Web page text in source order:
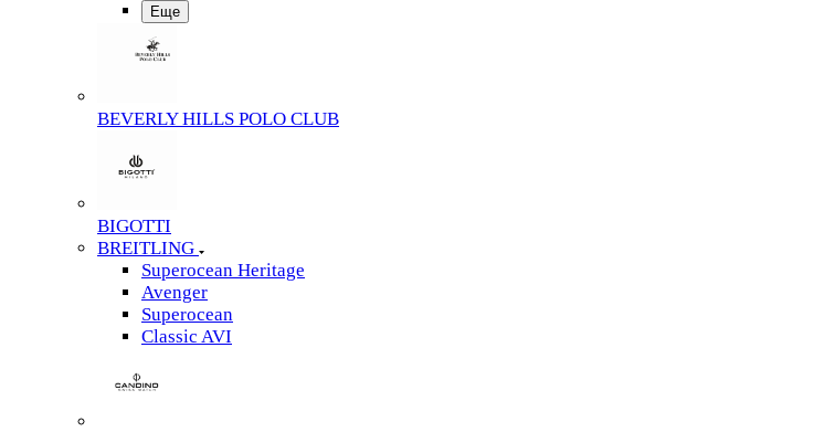
Еще
BEVERLY HILLS POLO CLUB
BIGOTTI
BREITLING
Superocean Heritage
Avenger
Superocean
Classic AVI